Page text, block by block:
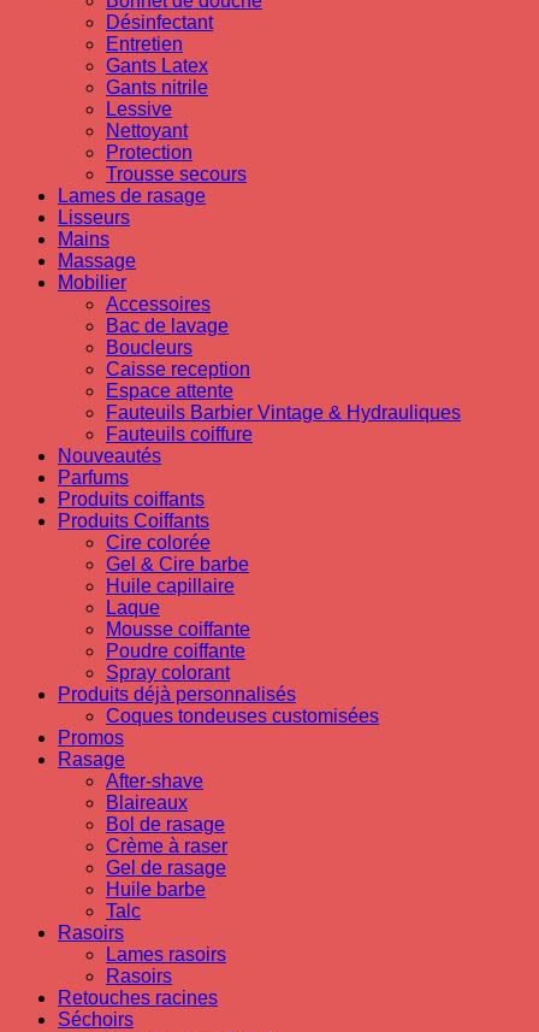
Désinfectant
Entretien
Gants Latex
Gants nitrile
Lessive
Nettoyant
Protection
Trousse secours
Lames de rasage
Lisseurs
Mains
Massage
Mobilier
Accessoires
Bac de lavage
Boucleurs
Caisse reception
Espace attente
Fauteuils Barbier Vintage & Hydrauliques
Fauteuils coiffure
Nouveautés
Parfums
Produits coiffants
Produits Coiffants
Cire colorée
Gel & Cire barbe
Huile capillaire
Laque
Mousse coiffante
Poudre coiffante
Spray colorant
Produits déjà personnalisés
Coques tondeuses customisées
Promos
Rasage
After-shave
Blaireaux
Bol de rasage
Crème à raser
Gel de rasage
Huile barbe
Talc
Rasoirs
Lames rasoirs
Rasoirs
Retouches racines
Séchoirs